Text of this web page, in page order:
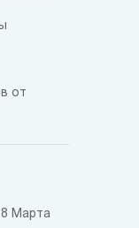
от
8 Марта